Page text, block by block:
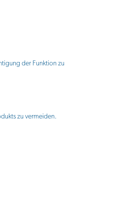
der Funktion zu
zu vermeiden.